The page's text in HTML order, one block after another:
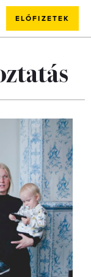
ELŐFIZETEK